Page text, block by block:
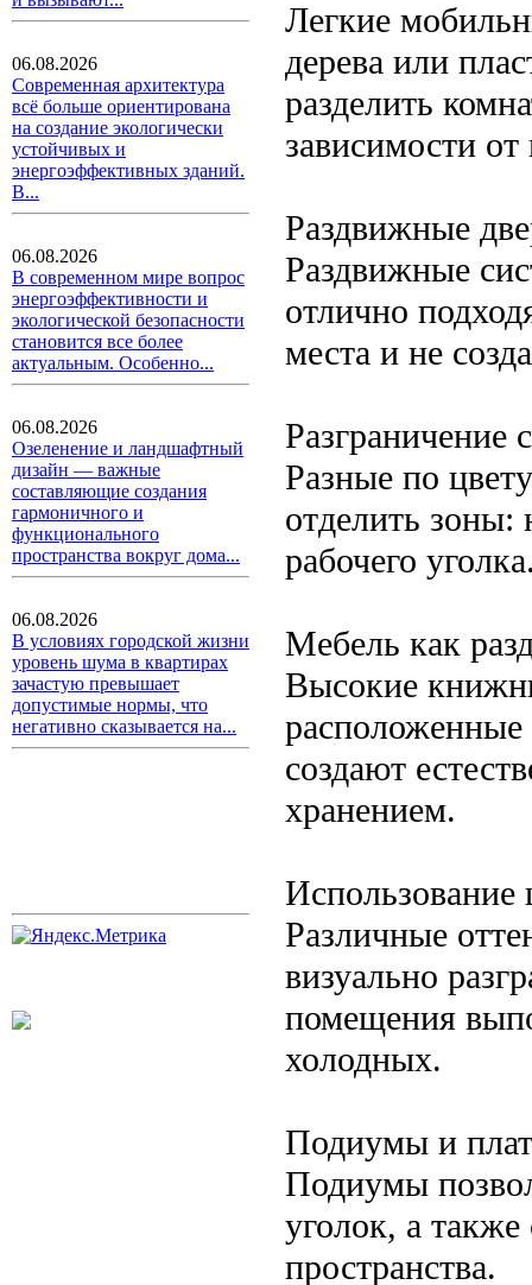
06.08.2026
Современная архитектура
всё больше ориентирована
на создание экологически
устойчивых и
энергоэффективных зданий.
В...
06.08.2026
В современном мире вопрос
энергоэффективности и
экологической безопасности
становится все более
актуальным. Особенно...
06.08.2026
Озеленение и ландшафтный
дизайн — важные
составляющие создания
гармоничного и
функционального
пространства вокруг дома...
06.08.2026
В условиях городской жизни
уровень шума в квартирах
зачастую превышает
допустимые нормы, что
негативно сказывается на...
Легкие
дерева или
разделить
зависимости
Раздвижные
Раздвижные
отлично
места и не
Разные по
отделить зоны:
рабочего
Мебель как
Высокие
расположенные
создают
хранением.
Использование
Различные
визуально
помещения
холодных.
Подиумы и
Подиумы
уголок, а
пространства.